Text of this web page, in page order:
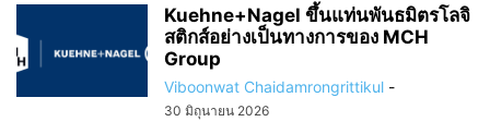
Kuehne+Nagel ขึ้นแท่นพันธมิตรโลจิ
สติกส์อย่างเป็นทางการของ MCH
Group
Viboonwat Chaidamrongrittikul -
30 มิถุนายน 2026